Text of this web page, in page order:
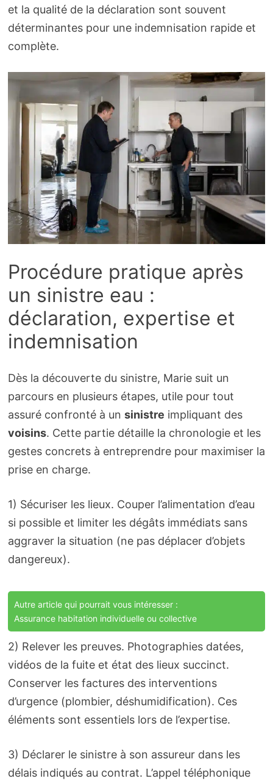
et la qualité de la déclaration sont souvent
déterminantes pour une indemnisation rapide et
complète.
Procédure pratique après
un sinistre eau :
déclaration, expertise et
indemnisation
Dès la découverte du sinistre, Marie suit un
parcours en plusieurs étapes, utile pour tout
assuré confronté à un sinistre impliquant des
voisins. Cette partie détaille la chronologie et les
gestes concrets à entreprendre pour maximiser la
prise en charge.
1) Sécuriser les lieux. Couper l’alimentation d’eau
si possible et limiter les dégâts immédiats sans
aggraver la situation (ne pas déplacer d’objets
dangereux).
Autre article qui pourrait vous intéresser :
Assurance habitation individuelle ou collective
2) Relever les preuves. Photographies datées,
vidéos de la fuite et état des lieux succinct.
Conserver les factures des interventions
d’urgence (plombier, déshumidification). Ces
éléments sont essentiels lors de l’expertise.
3) Déclarer le sinistre à son assureur dans les
délais indiqués au contrat. L’appel téléphonique